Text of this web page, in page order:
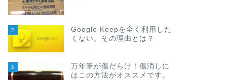
2
Google Keepを全く利用した
くない。その理由とは？
3
万年筆が傷だらけ！傷消しに
はこの方法がオススメです。